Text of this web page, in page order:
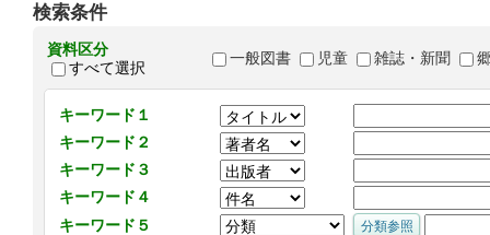
検索条件
資料区分
すべて選択
一般図書 児童 雑誌・新聞
キーワード１
キーワード２
キーワード３
キーワード４
キーワード５